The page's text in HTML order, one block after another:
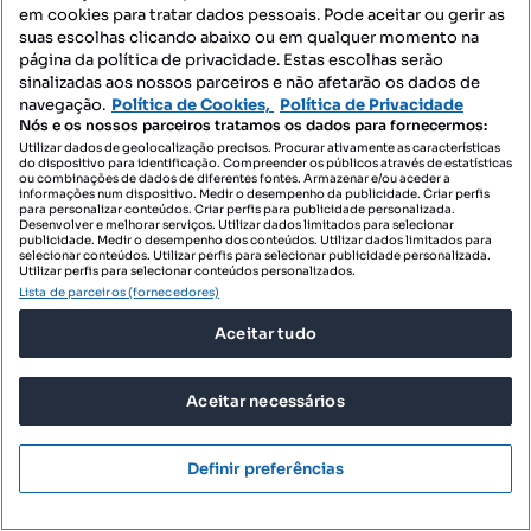
Armazéns para arrendar - Cacém e São Marcos
Garagens para arrendar - Cacém e São Marcos
Villa para arrendar - Cacém e São Marcos
Penthouse para arrendar - Cacém e São Marcos
Empreendimentos - Cacém e São Marcos
Novas t0 para comprar - Cacém e São Marcos
Novas moradias para comprar - Cacém e São Marcos
Empreendimentos para comprar - Cacém e São Marcos
Novas armazéns para comprar - Cacém e São Marcos
Novas garagens para comprar - Cacém e São Marcos
em cookies para tratar dados pessoais. Pode aceitar ou gerir as
suas escolhas clicando abaixo ou em qualquer momento na
página da política de privacidade. Estas escolhas serão
sinalizadas aos nossos parceiros e não afetarão os dados de
navegação. Política de Cookies, Política de Privacidade
Nós e os nossos parceiros tratamos os dados para fornecermos:
Utilizar dados de geolocalização precisos. Procurar ativamente as características
do dispositivo para identificação. Compreender os públicos através de estatísticas
ou combinações de dados de diferentes fontes. Armazenar e/ou aceder a
informações num dispositivo. Medir o desempenho da publicidade. Criar perfis
para personalizar conteúdos. Criar perfis para publicidade personalizada.
Desenvolver e melhorar serviços. Utilizar dados limitados para selecionar
publicidade. Medir o desempenho dos conteúdos. Utilizar dados limitados para
selecionar conteúdos. Utilizar perfis para selecionar publicidade personalizada.
Utilizar perfis para selecionar conteúdos personalizados.
Lista de parceiros (fornecedores)
Aceitar tudo
Aceitar necessários
Definir preferências